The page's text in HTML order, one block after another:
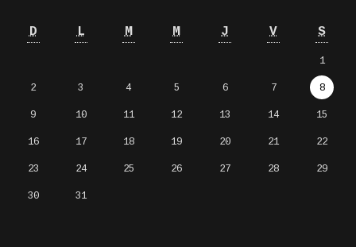
D L M M J V S
1
2 3 4 5 6 7 8
9 10 11 12 13 14 15
16 17 18 19 20 21 22
23 24 25 26 27 28 29
30 31